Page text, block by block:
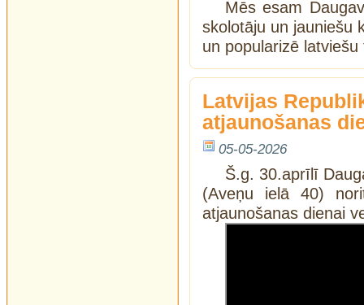
Mēs esam
skolotāju un jauniešu
un popularizē
Latvijas
atjaunošanas
05-05-2026
Š.g. 30.aprīlī
(Aveņu ielā 40)
atjaunošanas dienai